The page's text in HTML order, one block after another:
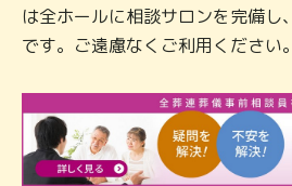
は全ホールに相談サロンを完備し
です。ご遠慮なくご利用ください。